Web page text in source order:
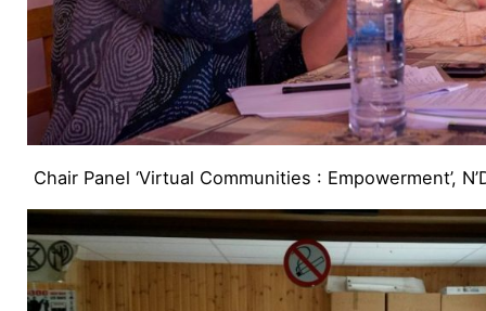
Chair Panel ‘Virtual Communities : Empowerment’,